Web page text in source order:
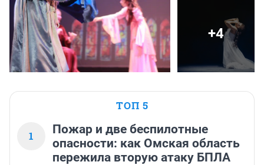
+4
ТОП 5
1
Пожар и две беспилотные
опасности: как Омская область
пережила вторую атаку БПЛА